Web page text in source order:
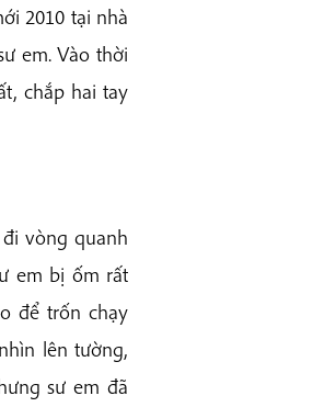
2010 tại nhà
em. Vào thời
chắp hai tay
vòng quanh
em bị ốm rất
để trốn chạy
lên tường,
sư em đã